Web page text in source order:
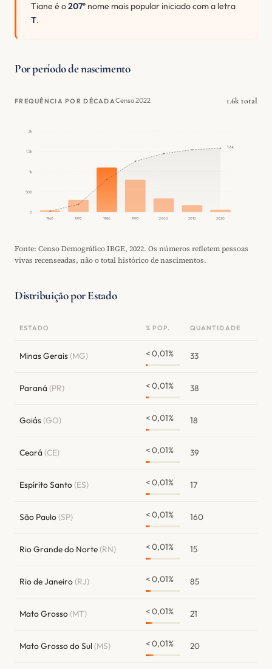
Tiane é o207º nome mais popular iniciado com a letra
T.
Por período de nascimento
FREQUÊNCIA POR DÉCADACenso 2022 1.6k total
0
500
1k
1.5k
2k
1960 1970 1980 1990 2000 2010 2020
1.6k
Fonte: Censo Demográfico IBGE, 2022. Os números refletem pessoas
vivas recenseadas, não o total histórico de nascimentos.
Distribuição por Estado
ESTADO % POP. QUANTIDADE
Minas Gerais(MG) < 0,01% 33
Paraná (PR) < 0,01% 38
Goiás(GO) < 0,01% 18
Ceará (CE) < 0,01% 39
Espírito Santo(ES) < 0,01% 17
São Paulo(SP) < 0,01% 160
Rio Grande do Norte(RN) < 0,01% 15
Rio de Janeiro(RJ) < 0,01% 85
Mato Grosso(MT) < 0,01% 21
Mato Grosso do Sul(MS) < 0,01% 20